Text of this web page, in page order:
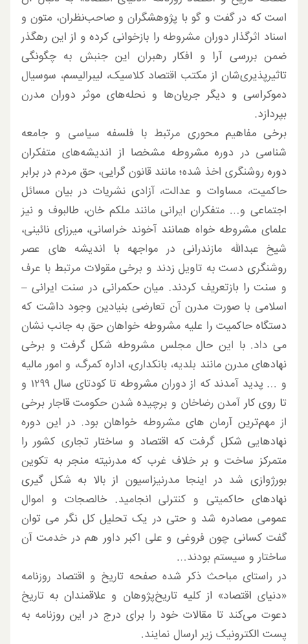
است که در گفت و گو با پژوهشگران و صاحب‌نظران، متون و
اسناد اثرگذار دوران مشروطه را بازخوانی کرده و از این رهگذر
ضمن بررسی آرا و افکار رهبران این جنبش به چگونگی
تاثیرپذیری‌شان از مکتب اقتصاد کلاسیک، لیبرالیسم، سوسیال
دموکراسی و دیگر جریان‌ها و نحله‌های موثر دوران مدرن
بپردازد.
برخی مفاهیم محوری مرتبط با فلسفه سیاسی و جامعه
شناسی در دوره مشروطه مشخصا از اندیشه‌های متفکران
دوره روشنگری اخذ شده؛ مانند قانون گرایی، حق مردم در برابر
حاکمیت، مساوات و عدالت، آزادی نشریات در بیان مسائل
اجتماعی و... متفکران ایرانی مانند ملکم خان، طالبوف و نیز
علمای مشروطه خواه همانند آخوند خراسانی، میرزای نائینی،
شیخ عبدالله مازندرانی در مواجهه با اندیشه های عصر
روشنگری دست به تاویل زدند و برخی مقولات مرتبط با عرف
و سنت را بازتعریف کردند. میان حکمرانی در سنت ایرانی –
اسلامی با صورت مدرن آن تعارضی بنیادین وجود داشت که
دستگاه حاکمیت را علیه مشروطه خواهان حق به جانب نشان
می داد. با این حال مجلس مشروطه شکل گرفت و برخی
نهادهای مدرن مانند بلدیه، بانکداری، اداره کمرگ، و امور مالیه
و ... پدید آمدند که از دوران مشروطه تا کودتای سال ۱۲۹۹ و
تا روی کار آمدن رضاخان و برچیده شدن حکومت قاجار برخی
از مهم‌ترین آرمان های مشروطه خواهان بود. در این دوره
نهادهایی شکل گرفت که اقتصاد و ساختار تجاری کشور را
متمرکز ساخت و بر خلاف غرب که مدرنیته منجر به تکوین
بورژوازی شد در اینجا مدرنیزاسیون از بالا به شکل گیری
نهادهای حاکمیتی و کنترلی انجامید. خالصجات و اموال
عمومی مصادره شد و حتی در یک تحلیل کل نگر می توان
گفت کسانی چون فروغی و علی اکبر داور هم در خدمت آن
ساختار و سیستم بودند...
در راستای مباحث ذکر شده صفحه تاریخ و اقتصاد روزنامه
«دنیای اقتصاد» از کلیه تاریخ‌پژوهان و علاقمندان به تاریخ
دعوت می‌کند تا مقالات خود را برای درج در این روزنامه به
پست الکترونیک زیر ارسال نمایند.